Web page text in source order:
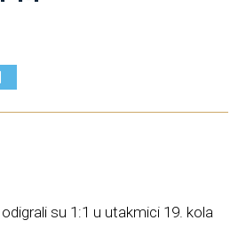
su 1:1 u utakmici 19. kola